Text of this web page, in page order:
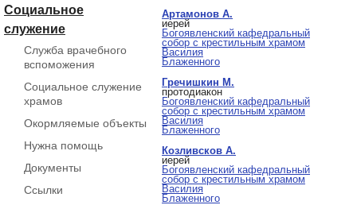
Социальное
служение
Служба врачебного
вспоможения
Социальное служение
храмов
Окормляемые объекты
Нужна помощь
Документы
Ссылки
Артамонов А.
иерей
Богоявленский кафедральный
собор с крестильным храмом
Василия
Блаженного
Гречишкин М.
протодиакон
Богоявленский кафедральный
собор с крестильным храмом
Василия
Блаженного
Козливсков А.
иерей
Богоявленский кафедральный
собор с крестильным храмом
Василия
Блаженного